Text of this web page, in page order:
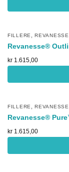
FILLERE ,REVANESSE
Revanesse®
kr 1.615,00
FILLERE ,REVANESSE
Revanesse®
kr 1.615,00